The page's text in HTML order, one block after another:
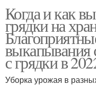
Когда и как
грядки на
выкапывания
с грядки в
Уборка урожая в